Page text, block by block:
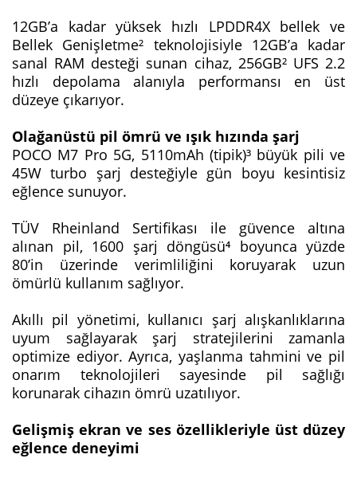
12GB’a kadar yüksek hızlı LPDDR4X bellek ve
Bellek Genişletme² teknolojisiyle 12GB’a kadar
sanal RAM desteği sunan cihaz, 256GB² UFS 2.2
hızlı depolama alanıyla performansı en üst
düzeye çıkarıyor.
Olağanüstü pil ömrü ve ışık hızında şarj
POCO M7 Pro 5G, 5110mAh (tipik)³ büyük pili ve
45W turbo şarj desteğiyle gün boyu kesintisiz
eğlence sunuyor.
TÜV Rheinland Sertifikası ile güvence altına
alınan pil, 1600 şarj döngüsü⁴ boyunca yüzde
80’in üzerinde verimliliğini koruyarak uzun
ömürlü kullanım sağlıyor.
Akıllı pil yönetimi, kullanıcı şarj alışkanlıklarına
uyum sağlayarak şarj stratejilerini zamanla
optimize ediyor. Ayrıca, yaşlanma tahmini ve pil
onarım teknolojileri sayesinde pil sağlığı
korunarak cihazın ömrü uzatılıyor.
Gelişmiş ekran ve ses özellikleriyle üst düzey
eğlence deneyimi